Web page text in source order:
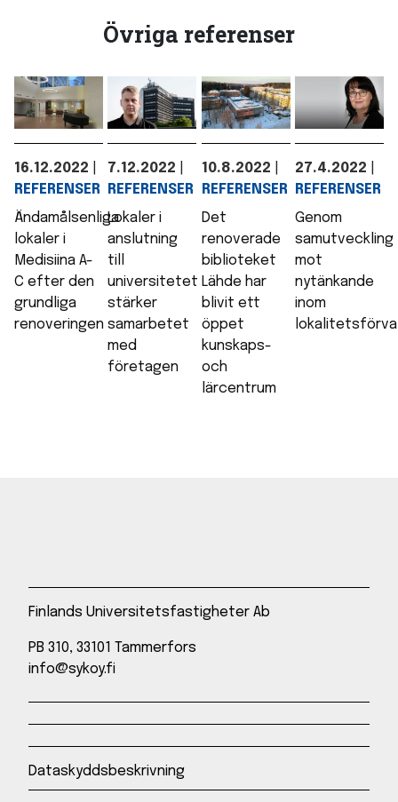
Övriga referenser
16.12.2022
REFERENSER
Ändamålsenliga
lokaler i
Medisiina A-
C efter den
grundliga
renoveringen
7.12.2022
REFERENSER
Lokaler i
anslutning
till
universitetet
stärker
samarbetet
med
företagen
10.8.2022
REFERENSER
Det
renoverade
biblioteket
Lähde har
blivit ett
öppet
kunskaps-
och
lärcentrum
27.4.2022
REFERENSER
Genom
samutveckling
mot
nytänkande
inom
Finlands Universitetsfastigheter Ab
PB 310, 33101 Tammerfors
info@sykoy.fi
Dataskyddsbeskrivning